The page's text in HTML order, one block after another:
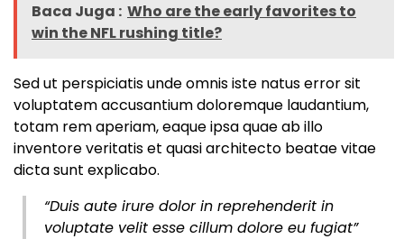
Baca Juga : Who are the early favorites to
win the NFL rushing title?
Sed ut perspiciatis unde omnis iste natus error sit
voluptatem accusantium doloremque laudantium,
totam rem aperiam, eaque ipsa quae ab illo
inventore veritatis et quasi architecto beatae vitae
dicta sunt explicabo.
“Duis aute irure dolor in reprehenderit in
voluptate velit esse cillum dolore eu fugiat”